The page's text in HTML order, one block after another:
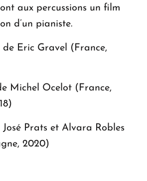
aux percussions un film
d’un pianiste.
de Eric Gravel (France,
Michel Ocelot (France,
José Prats et Alvara Robles
2020)